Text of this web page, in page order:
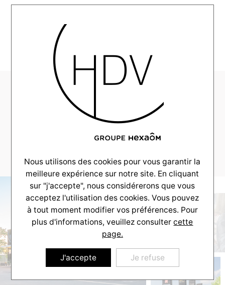
HDV-CouleurVillas-
Realisation-2025-
07-LeTeich–
_0008_DSC_9141
Nous utilisons des cookies pour vous garantir la
meilleure expérience sur notre site. En cliquant
sur "j'accepte", nous considérerons que vous
acceptez l'utilisation des cookies. Vous pouvez
à tout moment modifier vos préférences. Pour
plus d'informations, veuillez consultercette
page.
J'accepte Je refuse